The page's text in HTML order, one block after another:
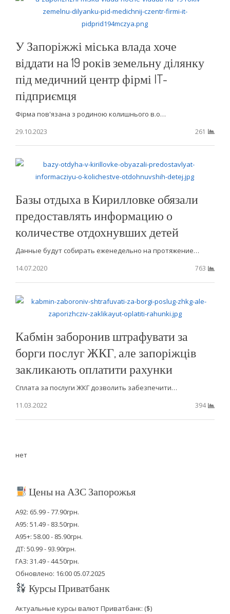
У Запоріжжі міська влада хоче
віддати на 19 років земельну ділянку
під медичний центр фірмі IT-
підприємця
Фірма пов'язана з родиною колишнього в.о…
29.10.2023
261
Базы отдыха в Кирилловке обязали
предоставлять информацию о
количестве отдохнувших детей
Данные будут собирать еженедельно на протяжение…
14.07.2020
763
Кабмін заборонив штрафувати за
борги послуг ЖКГ, але запоріжців
закликають оплатити рахунки
Сплата за послуги ЖКГ дозволить забезпечити…
11.03.2022
394
нет
Цены на АЗС Запорожья
А92: 65.99 - 77.90грн.
А95: 51.49 - 83.50грн.
А95+: 58.00 - 85.90грн.
ДТ: 50.99 - 93.90грн.
ГАЗ: 31.49 - 44.50грн.
Обновлено: 16:00 05.07.2025
Курсы Приватбанк
Актуальные курсы валют Приватбанк: ($)